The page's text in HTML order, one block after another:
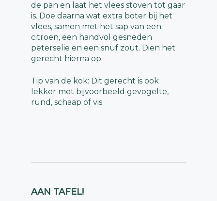
de pan en laat het vlees stoven tot gaar
is. Doe daarna wat extra boter bij het
vlees, samen met het sap van een
citroen, een handvol gesneden
peterselie en een snuf zout. Dien het
gerecht hierna op.
Tip van de kok: Dit gerecht is ook
lekker met bijvoorbeeld gevogelte,
rund, schaap of vis
AAN TAFEL!